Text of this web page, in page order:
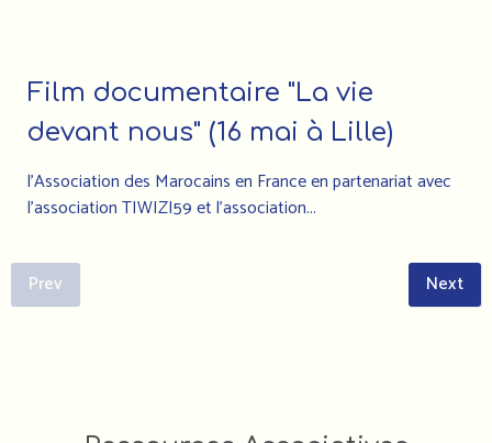
Film documentaire "La vie
devant nous" (16 mai à Lille)
l'Association des Marocains en France en partenariat avec
l'association TIWIZI59 et l'association...
Prev Next